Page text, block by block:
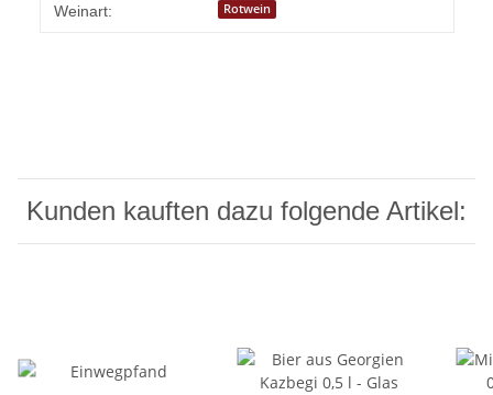
Weinart: Rotwein
Kunden kauften dazu folgende Artikel: